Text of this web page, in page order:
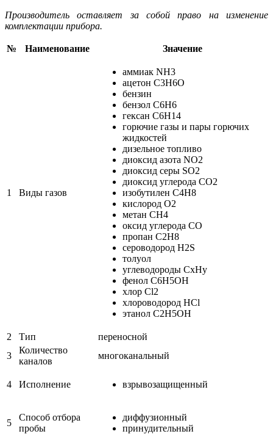
Производитель оставляет за собой право на изменение
комплектации прибора.
№ Наименование Значение
1 Виды газов
аммиак NH3
ацетон C3H6O
бензин
бензол C6H6
гексан C6H14
горючие газы и пары горючих
жидкостей
дизельное топливо
диоксид азота NO2
диоксид серы SO2
диоксид углерода CO2
изобутилен С4Н8
кислород O2
метан CH4
оксид углерода CO
пропан C2H8
сероводород H2S
толуол
углеводороды CxHy
фенол C6H5OH
хлор Cl2
хлороводород HCl
этанол C2H5OH
2 Тип
переносной
3
Количество
каналов
многоканальный
4 Исполнение взрывозащищенный
5
Способ отбора
пробы
диффузионный
принудительный